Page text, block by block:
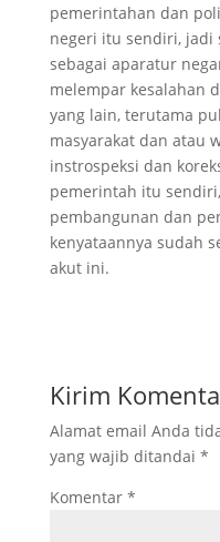
pemerintahan dan
negeri itu sendiri, jadi
sebagai aparatur
melempar kesalahan
yang lain, terutama
masyarakat dan atau
instrospeksi dan
pemerintah itu
pembangunan dan
kenyataannya sudah
akut ini.
Kirim
Alamat email Anda
yang wajib ditandai *
Komentar *